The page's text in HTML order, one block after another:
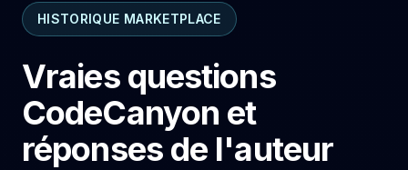
Ressources
HISTORIQUE MARKETPLACE
Vraies questions
CodeCanyon et
réponses de l'auteur